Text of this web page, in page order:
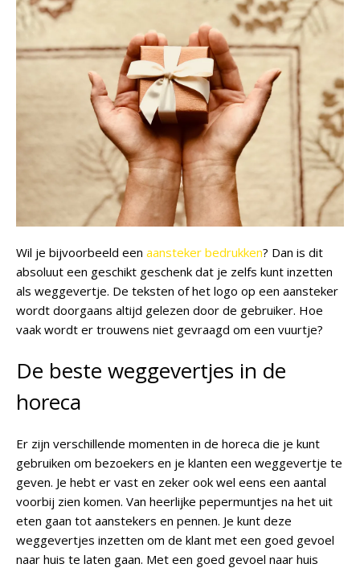
Wil je bijvoorbeeld een aansteker bedrukken? Dan is dit
absoluut een geschikt geschenk dat je zelfs kunt inzetten
als weggevertje. De teksten of het logo op een aansteker
wordt doorgaans altijd gelezen door de gebruiker. Hoe
vaak wordt er trouwens niet gevraagd om een vuurtje?
De beste weggevertjes in de
horeca
Er zijn verschillende momenten in de horeca die je kunt
gebruiken om bezoekers en je klanten een weggevertje te
geven. Je hebt er vast en zeker ook wel eens een aantal
voorbij zien komen. Van heerlijke pepermuntjes na het uit
eten gaan tot aanstekers en pennen. Je kunt deze
weggevertjes inzetten om de klant met een goed gevoel
naar huis te laten gaan. Met een goed gevoel naar huis